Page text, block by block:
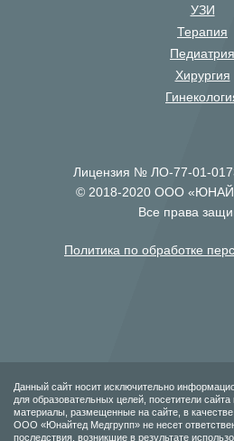
УЗИ
Терапия
Педиатрия
Хирургия
Лицензия № ЛО-77-01-
© 2018-2020 ООО
Все права
Политика по обработке
Данный сайт носит исключительно
для образовательных целей, посетители
материалы, размещенные на сайте, в
ООО «Юнайтед Медгрупп» не несет
последствия, возникшие в результате